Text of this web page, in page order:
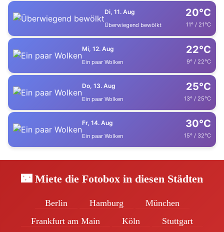
Di, 11. Aug
Überwiegend bewölkt
20°C
11° / 21°C
Mi, 12. Aug
Ein paar Wolken
22°C
9° / 22°C
Do, 13. Aug
Ein paar Wolken
25°C
13° / 25°C
Fr, 14. Aug
Ein paar Wolken
30°C
15° / 32°C
🌃 Miete die Fotobox in diesen Städten
Berlin Hamburg
München
Frankfurt am Main
Köln Stuttgart